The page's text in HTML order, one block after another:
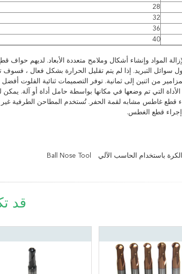
28
32
36
40
المواد وإنشاء أشكال وملامح متعددة الأبعاد. لديهم
سوائل التبريد. إذا لم يتم تقليل الحرارة بشكل فعال ،
من اثنين إلى ثمانية. توفر التصميمات ثنائية الفلوت
الأداة التي تم وضعها في مكانها بواسطة حامل أداة أو آلة.
قطع غاطس مشابه لقمة الحفر. تُستخدم المطاحن الطرفية
إجراء قطع الغطس.
باستخدام الحاسب الآلي Ball Nose Tool
قد